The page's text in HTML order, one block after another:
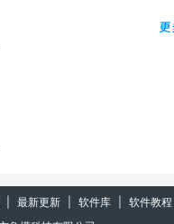
最新更新 软件库
软件教程